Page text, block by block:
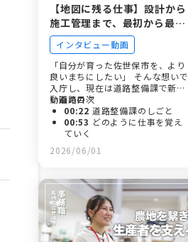
【地図に残る仕事】設計から
施工管理まで、最初から最後
まで携われる佐世保市役所の
ものづくり
インタビュー動画
「自分が育った佐世保市を、より
良いまちにしたい」 そんな想いで
入庁し、現在は道路整備課で新し
い道路の…
動画の目次
00:22 道路整備課のしごと
00:53 どのように仕事を覚え
ていく
01:15 しごとのやりがい
01:42佐世保市役所のよさこ
02:16入庁のきっかけ
02:37入庁前のイメージ
03:02印象に残っているエピ
ソード
03:33入庁して成長したこと
04:03 求職者に伝えたいこと
2026/06/01